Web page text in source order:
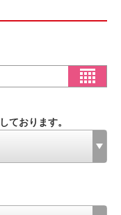
ております。